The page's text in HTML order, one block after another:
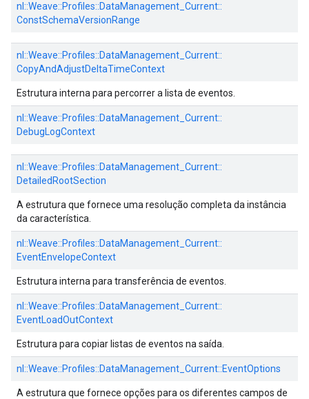
nl::Weave::Profiles::DataManagement_Current::
ConstSchemaVersionRange
nl::Weave::Profiles::DataManagement_Current::
CopyAndAdjustDeltaTimeContext
Estrutura interna para percorrer a lista de eventos.
nl::Weave::Profiles::DataManagement_Current::
DebugLogContext
nl::Weave::Profiles::DataManagement_Current::
DetailedRootSection
A estrutura que fornece uma resolução completa da instância
da característica.
nl::Weave::Profiles::DataManagement_Current::
EventEnvelopeContext
Estrutura interna para transferência de eventos.
nl::Weave::Profiles::DataManagement_Current::
EventLoadOutContext
Estrutura para copiar listas de eventos na saída.
nl::Weave::Profiles::DataManagement_Current::EventOptions
A estrutura que fornece opções para os diferentes campos de